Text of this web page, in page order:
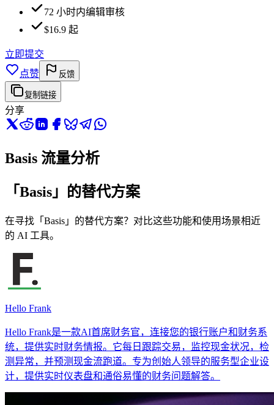
72 小时内编辑审核
$16.9 起
立即提交
点赞
反馈
复制链接
分享
Basis 流量分析
「Basis」的替代方案
在寻找「Basis」的替代方案？对比这些功能和使用场景相近
的 AI 工具。
Hello Frank
Hello Frank是一款AI首席财务官，连接您的银行账户和财务系
统，提供实时财务情报。它每日跟踪交易，监控现金状况，检
测异常，并预测现金流跑道。专为创始人领导的服务型企业设
计，提供实时仪表盘和通俗易懂的财务问题解答。